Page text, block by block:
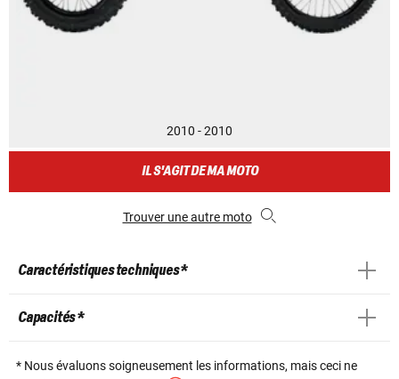
2010 - 2010
IL S'AGIT DE MA MOTO
Trouver une autre moto
Caractéristiques techniques *
Capacités *
* Nous évaluons soigneusement les informations, mais ceci ne